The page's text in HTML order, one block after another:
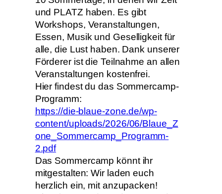
und PLATZ haben. Es gibt
Workshops, Veranstaltungen,
Essen, Musik und Geselligkeit für
alle, die Lust haben. Dank unserer
Förderer ist die Teilnahme an allen
Veranstaltungen kostenfrei.
Hier findest du das Sommercamp-
Programm:
https://die-blaue-zone.de/wp-
content/uploads/2026/06/Blaue_Z
one_Sommercamp_Programm-
2.pdf
Das Sommercamp könnt ihr
mitgestalten: Wir laden euch
herzlich ein, mit anzupacken!